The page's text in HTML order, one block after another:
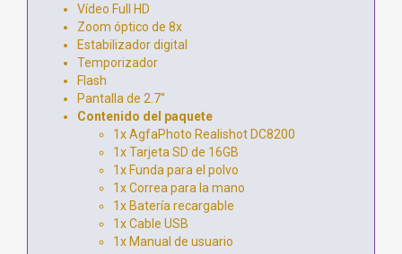
Vídeo Full HD
Zoom óptico de 8x
Estabilizador digital
Temporizador
Flash
Pantalla de 2.7''
Contenido del paquete
1x AgfaPhoto Realishot DC8200
1x Tarjeta SD de 16GB
1x Funda para el polvo
1x Correa para la mano
1x Batería recargable
1x Cable USB
1x Manual de usuario